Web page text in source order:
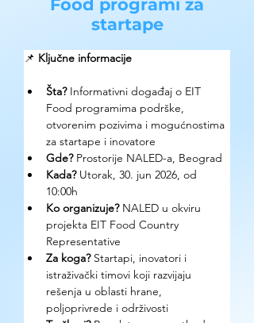
Food programi za
startape
📌 Ključne informacije
Šta? Informativni događaj o EIT
Food programima podrške,
otvorenim pozivima i mogućnostima
za startape i inovatore
Gde? Prostorije NALED-a, Beograd
Kada? Utorak, 30. jun 2026, od
10:00h
Ko organizuje? NALED u okviru
projekta EIT Food Country
Representative
Za koga? Startapi, inovatori i
istraživački timovi koji razvijaju
rešenja u oblasti hrane,
poljoprivrede i održivosti